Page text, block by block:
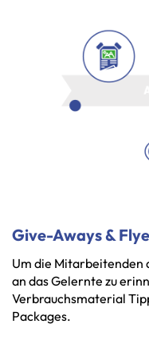
Give-Aways &
Um die Mitarbeitenden
an dasGelernte zu
Verbrauchsmaterial
Packages.